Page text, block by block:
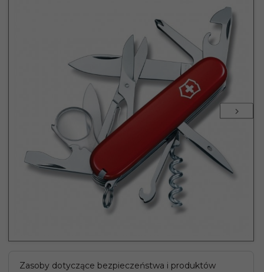
Zasoby dotyczące bezpieczeństwa i produktów